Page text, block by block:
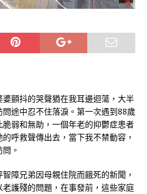
婆顫抖的哭聲猶在我耳邊迴蕩，大半
途中忍不住落淚。第一次遇到88歲
弱和無助，一個年老的抑鬱症患者
呼救聲傳出去，當下我不禁動容，
。
障兄弟因母親住院而餓死的新聞，
護殘的問題，在事發前，這些家庭